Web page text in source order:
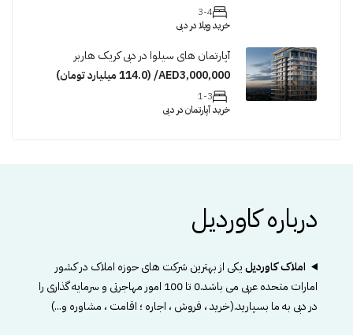
3-4
خرید ویلا در دبی
آپارتمان های سیلوا در دبی کریک هاربر
AED3,000,000/ (114.0 میلیارد تومان)
1-3
خرید آپارتمان در دبی
درباره کاوردیل
املاک کاوردیلیکی از بهترین شرکت های حوزه املاک در کشور
امارات متحده عربی می باشد.0 تا 100 امور مهاجرتی و سرمایه گذاری را
در دبی به ما بسپارید.(خرید ، فروش ، اجاره ؛ اقامت ، مشاوره و...)